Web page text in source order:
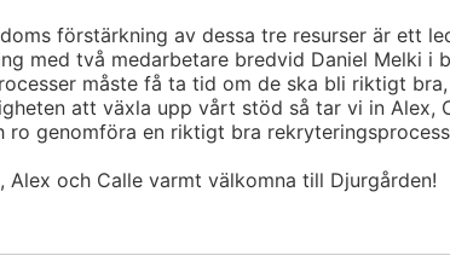
förstärkning av dessa tre resurser är ett
med två medarbetare bredvid Daniel Melki i
måste få ta tid om de ska bli riktigt
att växla upp vårt stöd så tar vi in Alex,
ro genomföra en riktigt bra
Alex och Calle varmt välkomna till Djurgården!